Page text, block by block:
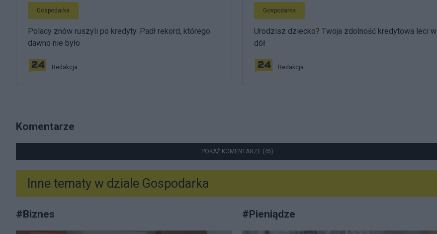
Gospodarka
Polacy znów ruszyli po kredyty. Padł rekord, którego
dawno nie było
Redakcja
Gospodarka
Urodzisz dziecko? Twoja zdolność kredytowa leci w
dół
Redakcja
Komentarze
POKAŻ KOMENTARZE (45)
Inne tematy w dziale Gospodarka
#Biznes #Pieniądze